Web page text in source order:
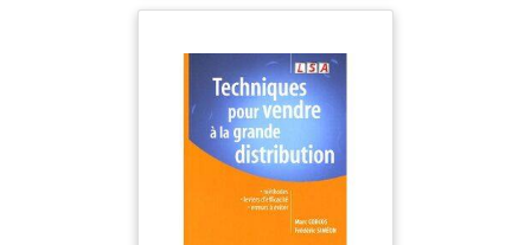
french, ISBN :
2487178159